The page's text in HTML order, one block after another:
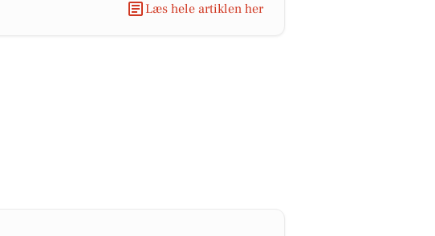
Læs hele artiklen her